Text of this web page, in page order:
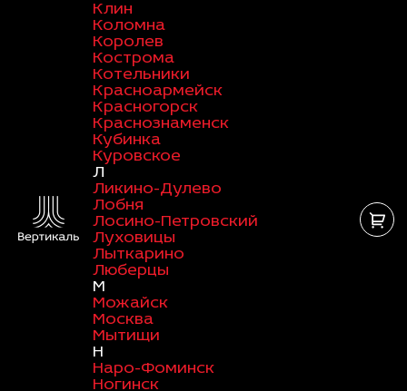
Клин
Коломна
Королев
Кострома
Котельники
Красноармейск
Красногорск
Краснознаменск
Кубинка
Куровское
Л
Ликино-Дулево
Лобня
Лосино-Петровский
Луховицы
Лыткарино
Люберцы
М
Можайск
Москва
Мытищи
Н
Наро-Фоминск
Ногинск